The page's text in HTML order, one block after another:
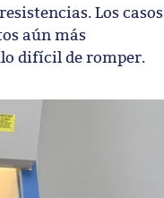
Los casos
aún más
difícil de romper.